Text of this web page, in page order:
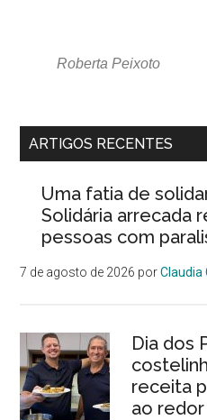
Roberta Peixoto
ARTIGOS RECENTES
Uma fatia de
Solidária arrecada
pessoas com
7 de agosto de 2026 porClaudia
Dia dos
receita
ao